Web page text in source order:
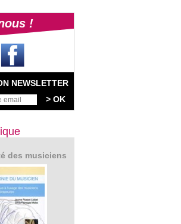
!
NEWSLETTER
des musiciens